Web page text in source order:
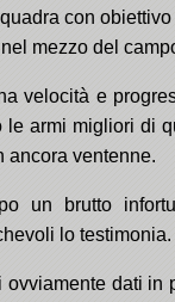
con
mezzo del
velocità e
le armi migliori di
ancora ventenne.
un brutto
lo testimonia.
ovviamente dati in